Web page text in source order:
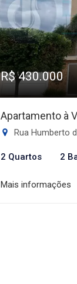
R$ 430.000
Apartamento à
Rua Humberto de
2 Quartos 2
Mais informações